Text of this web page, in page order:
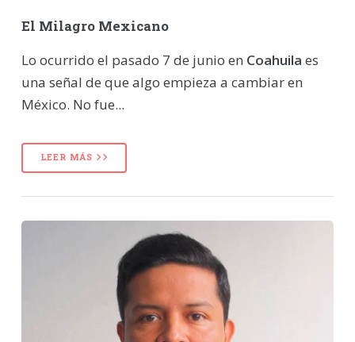
El Milagro Mexicano
Lo ocurrido el pasado 7 de junio en Coahuila es
una señal de que algo empieza a cambiar en
México. No fue...
LEER MÁS